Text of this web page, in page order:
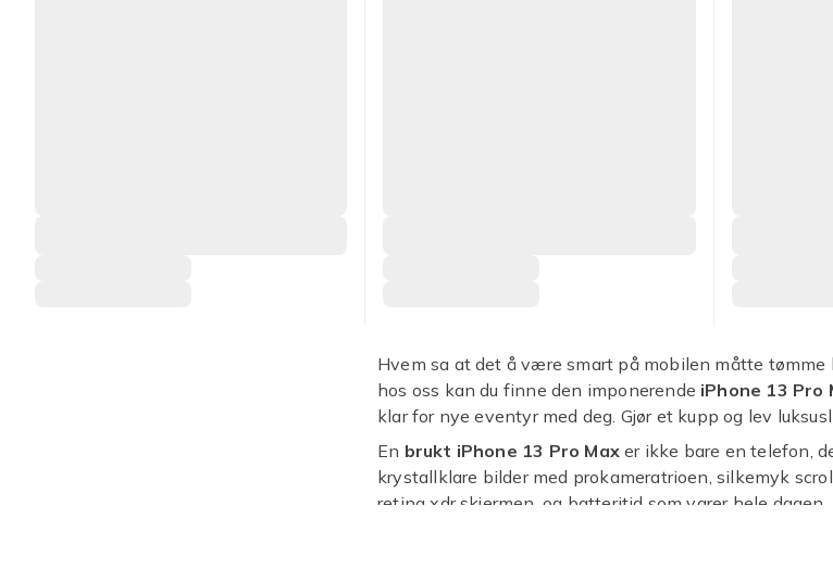
Hvem sa at det å være smart på mobilen måtte tømme
hos oss kan du finne den imponerende iPhone 13 Pro
klar for nye eventyr med deg. Gjør et kupp og lev
En brukt iPhone 13 Pro Max er ikke bare en telefon,
krystallklare bilder med prokameratrioen, silkemyk
retina xdr skjermen, og batteritid som varer hele